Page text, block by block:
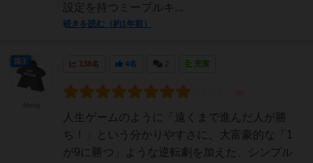
設定を持つミープルキ...
続きを読む（約1年前）
138名 4名 充実
人生ゲームのように「遠くまで進んだ人が勝
ち！」という分かりやすさに、大富豪的な「1
が9に勝つ」ような逆転劇を加えた、シンプル
国王